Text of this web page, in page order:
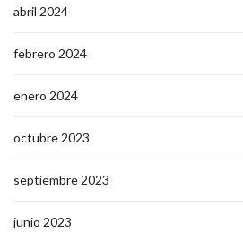
abril 2024
febrero 2024
enero 2024
octubre 2023
septiembre 2023
junio 2023